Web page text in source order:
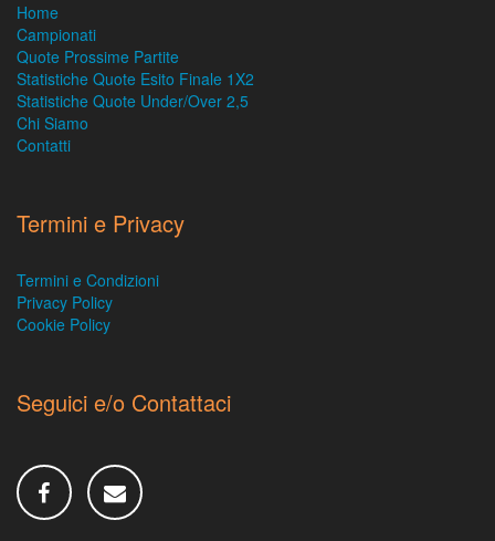
Home
Campionati
Quote Prossime Partite
Statistiche Quote Esito Finale 1X2
Statistiche Quote Under/Over 2,5
Chi Siamo
Contatti
Termini e Privacy
Termini e Condizioni
Privacy Policy
Cookie Policy
Seguici e/o Contattaci